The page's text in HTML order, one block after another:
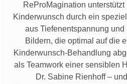
ReProMagination
Kinderwunsch durch ein
aus Tiefenentspannung
Bildern, die optimal auf die
Kinderwunsch-Behandlung
als Teamwork einer sensiblen
Dr. Sabine Rienhoff –